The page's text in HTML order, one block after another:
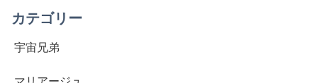
カテゴリー
宇宙兄弟